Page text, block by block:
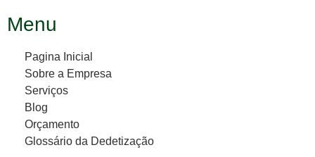
Menu
Pagina Inicial
Sobre a Empresa
Serviços
Blog
Orçamento
Glossário da Dedetização